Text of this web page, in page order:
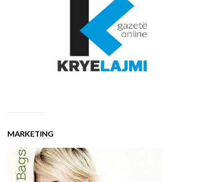
MARKETING